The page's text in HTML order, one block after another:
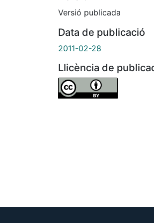
Versió publicada
Data de publicació
2011-02-28
Llicència de